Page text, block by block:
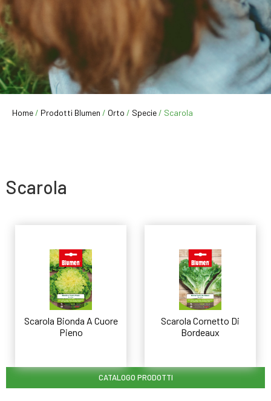
Home / Prodotti Blumen / Orto / Specie / Scarola
CATALOGO PRODOTTI
Scarola
Scarola Bionda A Cuore
Pieno
Scarola Cornetto Di
Bordeaux